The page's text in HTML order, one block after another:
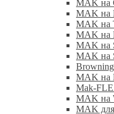
MAK на
MAK на
MAK на
MAK на
MAK на
MAK на
MAK на
Mak-
MAK на
MAK